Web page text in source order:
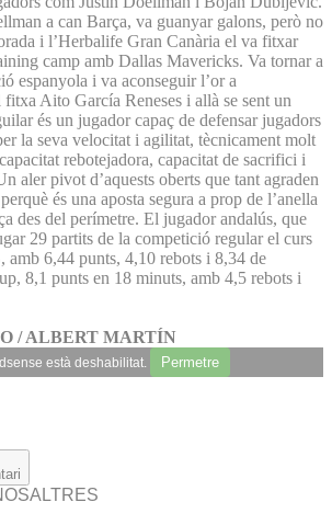
a can Barça, va guanyar galons, però no
i l’Herbalife Gran Canària el va fitxar
camp amb Dallas Mavericks. Va tornar a
espanyola i va aconseguir l’or a
Aito García Reneses i allà se sent un
és un jugador capaç de defensar jugadors
la seva velocitat i agilitat, tècnicament molt
rebotejadora, capacitat de sacrifici i
aler pivot d’aquests oberts que tant agraden
és una aposta segura a prop de l’anella
des del perímetre. El jugador andalús, que
29 partits de la competició regular el curs
amb 6,44 punts, 4,10 rebots i 8,34 de
8,1 punts en 18 minuts, amb 4,5 rebots i
/ ALBERT MARTÍN
està deshabilitat. Permetre